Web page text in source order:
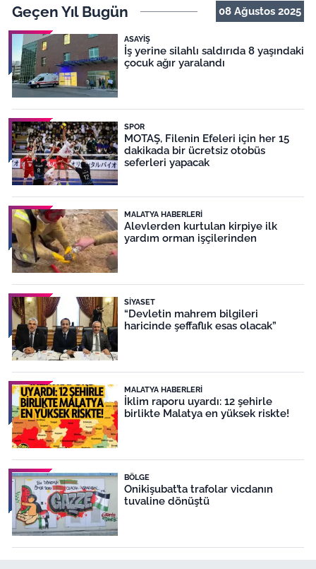
Geçen Yıl Bugün 08 Ağustos 2025
ASAYIŞ
İş yerine silahlı saldırıda 8 yaşındaki
çocuk ağır yaralandı
SPOR
MOTAŞ, Filenin Efeleri için her 15
dakikada bir ücretsiz otobüs
seferleri yapacak
MALATYA HABERLERI
Alevlerden kurtulan kirpiye ilk
yardım orman işçilerinden
SIYASET
“Devletin mahrem bilgileri
haricinde şeffaflık esas olacak”
MALATYA HABERLERI
İklim raporu uyardı: 12 şehirle
birlikte Malatya en yüksek riskte!
BÖLGE
Onikişubat’ta trafolar vicdanın
tuvaline dönüştü